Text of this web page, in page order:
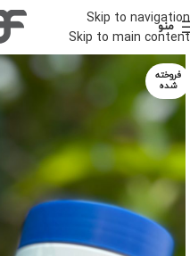
Skip to navigation
Skip to main content
منو
فروخته
شده